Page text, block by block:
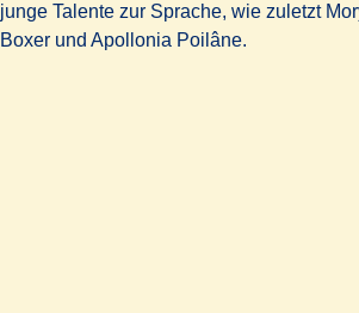
junge Talente zur Sprache, wie zuletzt
Boxer und Apollonia Poilâne.